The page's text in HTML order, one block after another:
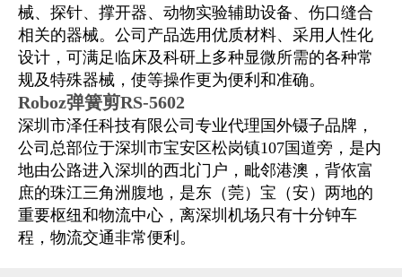
械、探针、撑开器、动物实验辅助设备、伤口缝合
相关的器械。公司产品选用优质材料、采用人性化
设计，可满足临床及科研上多种显微所需的各种常
规及特殊器械，使等操作更为便利和准确。
Roboz弹簧剪RS-5602
深圳市泽任科技有限公司专业代理国外镊子品牌，
公司总部位于深圳市宝安区松岗镇107国道旁，是内
地由公路进入深圳的西北门户，毗邻港澳，背依富
庶的珠江三角洲腹地，是东（莞）宝（安）两地的
重要枢纽和物流中心，离深圳机场只有十分钟车
程，物流交通非常便利 。